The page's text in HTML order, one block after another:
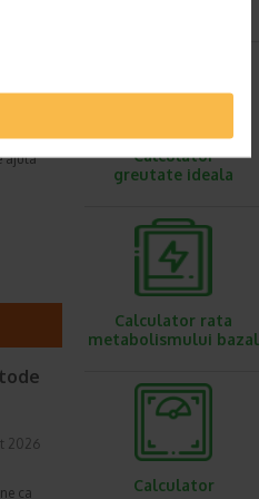
ajuta
2026
ca
Calculator
greutate ideala
Calculator rata
metabolismului bazal
Calculator